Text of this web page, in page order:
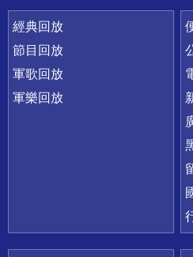
經典回放
節目回放
軍歌回放
軍樂回放